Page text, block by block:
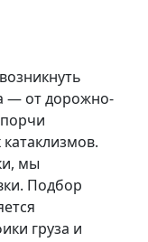
— от дорожно-
мы
Подбор
груза и